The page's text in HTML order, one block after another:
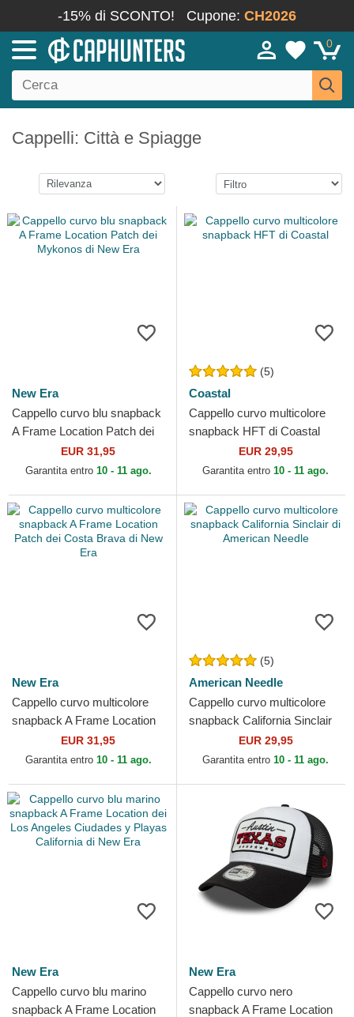
-15% di SCONTO! Cupone: CH2026
0
Cappelli: Città e Spiagge
New Era
Cappello curvo blu snapback
A Frame Location Patch dei
Mykonos di New Era
EUR 31,95
Garantita entro 10 - 11 ago.
(5)
Coastal
Cappello curvo multicolore
snapback HFT di Coastal
EUR 29,95
Garantita entro 10 - 11 ago.
New Era
Cappello curvo multicolore
snapback A Frame Location
Patch dei Costa Brava di
New Era
EUR 31,95
Garantita entro 10 - 11 ago.
(5)
American Needle
Cappello curvo multicolore
snapback California Sinclair
di American Needle
EUR 29,95
Garantita entro 10 - 11 ago.
New Era
Cappello curvo blu marino
snapback A Frame Location
New Era
Cappello curvo nero
snapback A Frame Location